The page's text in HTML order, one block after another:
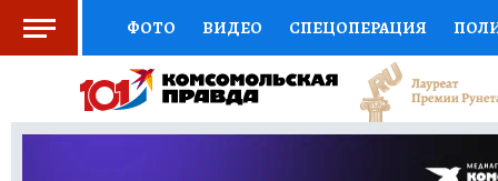
ФОТО ВИДЕО СПЕЦОПЕРАЦИЯ
СОЦПОДДЕРЖКА НАУКА СПОРТ
ВЫБОР ЭКСПЕРТОВ ДОКТОР